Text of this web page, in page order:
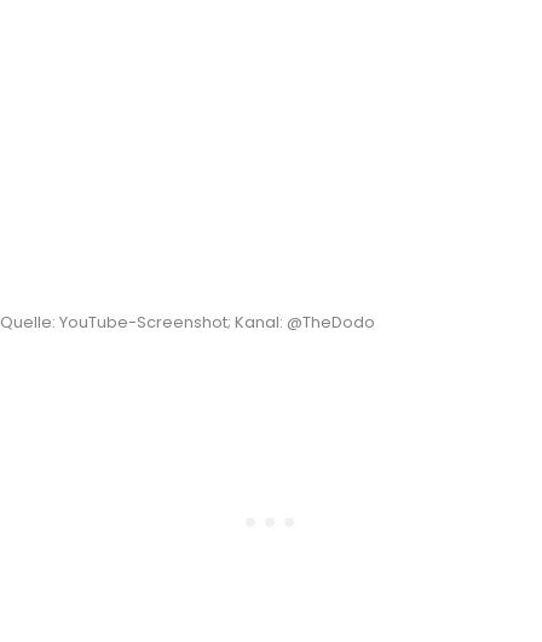
Quelle: YouTube-Screenshot; Kanal: @TheDodo